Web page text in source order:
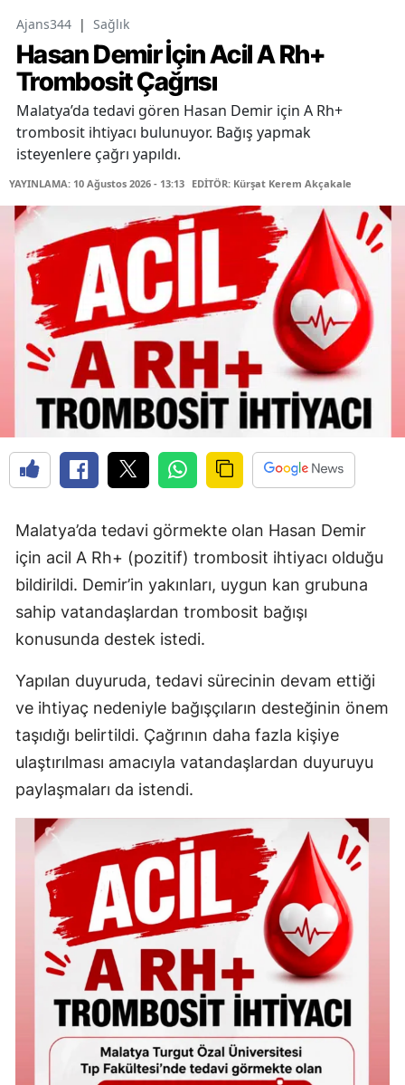
Ajans344 | Sağlık
Hasan Demir İçin Acil A Rh+
Trombosit Çağrısı
Malatya’da tedavi gören Hasan Demir için A Rh+
trombosit ihtiyacı bulunuyor. Bağış yapmak
isteyenlere çağrı yapıldı.
YAYINLAMA: 10 Ağustos 2026 - 13:13 EDİTÖR: Kürşat Kerem Akçakale
Malatya’da tedavi görmekte olan Hasan Demir
için acil A Rh+ (pozitif) trombosit ihtiyacı olduğu
bildirildi. Demir’in yakınları, uygun kan grubuna
sahip vatandaşlardan trombosit bağışı
konusunda destek istedi.
Yapılan duyuruda, tedavi sürecinin devam ettiği
ve ihtiyaç nedeniyle bağışçıların desteğinin önem
taşıdığı belirtildi. Çağrının daha fazla kişiye
ulaştırılması amacıyla vatandaşlardan duyuruyu
paylaşmaları da istendi.